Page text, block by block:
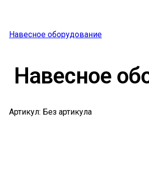
Навесное оборудование
Навесное
Артикул: Без артикула